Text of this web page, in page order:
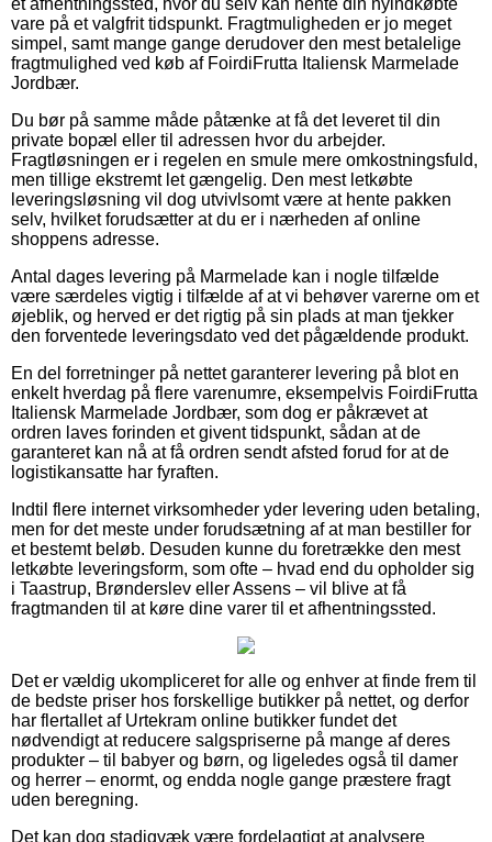
vare på et valgfrit tidspunkt. Fragtmuligheden er jo meget
simpel, samt mange gange derudover den mest betalelige
fragtmulighed ved køb af FoirdiFrutta Italiensk Marmelade
Jordbær.
Du bør på samme måde påtænke at få det leveret til din
private bopæl eller til adressen hvor du arbejder.
Fragtløsningen er i regelen en smule mere omkostningsfuld,
men tillige ekstremt let gængelig. Den mest letkøbte
leveringsløsning vil dog utvivlsomt være at hente pakken
selv, hvilket forudsætter at du er i nærheden af online
shoppens adresse.
Antal dages levering på Marmelade kan i nogle tilfælde
være særdeles vigtig i tilfælde af at vi behøver varerne om et
øjeblik, og herved er det rigtig på sin plads at man tjekker
den forventede leveringsdato ved det pågældende produkt.
En del forretninger på nettet garanterer levering på blot en
enkelt hverdag på flere varenumre, eksempelvis FoirdiFrutta
Italiensk Marmelade Jordbær, som dog er påkrævet at
ordren laves forinden et givent tidspunkt, sådan at de
garanteret kan nå at få ordren sendt afsted forud for at de
logistikansatte har fyraften.
Indtil flere internet virksomheder yder levering uden betaling,
men for det meste under forudsætning af at man bestiller for
et bestemt beløb. Desuden kunne du foretrække den mest
letkøbte leveringsform, som ofte – hvad end du opholder sig
i Taastrup, Brønderslev eller Assens – vil blive at få
fragtmanden til at køre dine varer til et afhentningssted.
Det er vældig ukompliceret for alle og enhver at finde frem til
de bedste priser hos forskellige butikker på nettet, og derfor
har flertallet af Urtekram online butikker fundet det
nødvendigt at reducere salgspriserne på mange af deres
produkter – til babyer og børn, og ligeledes også til damer
og herrer – enormt, og endda nogle gange præstere fragt
uden beregning.
Det kan dog stadigvæk være fordelagtigt at analysere